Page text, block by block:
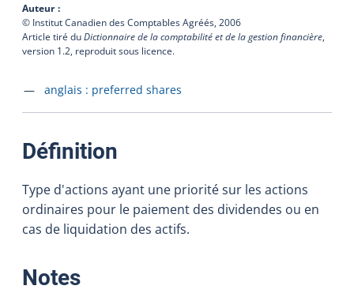
Auteur
© Institut Canadien des Comptables Agréés, 2006
Article tiré duDictionnaire de la comptabilité et de la gestion financière,
version 1.2, reproduit sous licence.
Accéder à la fiche en
anglais : preferred shares
Définition
Type d'actions ayant une priorité sur les actions
ordinaires pour le paiement des dividendes ou en
cas de liquidation des actifs.
Notes: